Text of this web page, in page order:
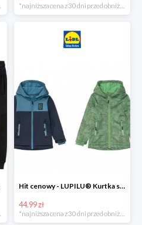
Hit cenowy - LUPILU® Kurtka softshell chłopięca, 1 sztuka
44.99 zł